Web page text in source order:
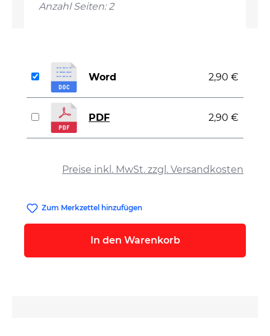
Anzahl Seiten: 2
Preise inkl. MwSt. zzgl. Versandkosten
Word 2,90 €
PDF 2,90 €
Zum Merkzettel hinzufügen
In den Warenkorb